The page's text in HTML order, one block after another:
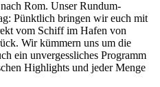
Rom. Unser Rundum-
Pünktlich bringen wir euch mit
vom Schiff im Hafen von
Wir kümmern uns um die
ein unvergessliches Programm
Highlights und jeder Menge